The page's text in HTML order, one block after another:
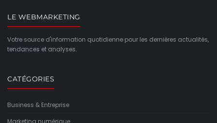
LE WEBMARKETING
Votre source d'information quotidienne pour les dernières actualités,
tendances et analyses.
CATÉGORIES
Business & Entreprise